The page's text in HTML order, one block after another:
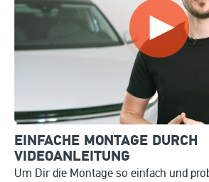
EINFACHE MONTAGE DURCH
VIDEOANLEITUNG
Um Dir die Montage so einfach und